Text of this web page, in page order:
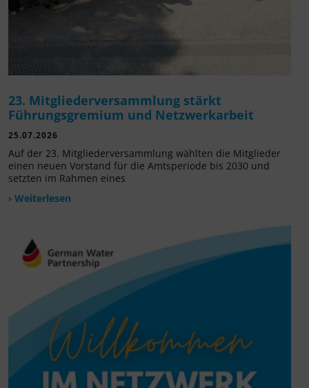
23. Mitgliederversammlung stärkt
Führungsgremium und Netzwerkarbeit
25.07.2026
Auf der 23. Mitgliederversammlung wählten die Mitglieder
einen neuen Vorstand für die Amtsperiode bis 2030 und
setzten im Rahmen eines
› Weiterlesen